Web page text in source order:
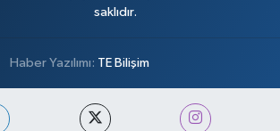
saklıdır.
Haber Yazılımı: TE Bilişim